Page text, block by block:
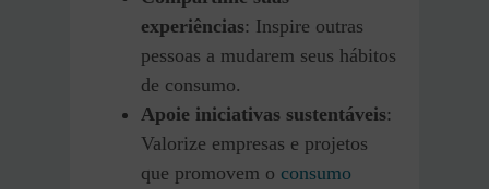
experiências: Inspire outras
pessoas a mudarem seus hábitos
de consumo.
Apoie iniciativas sustentáveis:
Valorize empresas e projetos
que promovem o consumo